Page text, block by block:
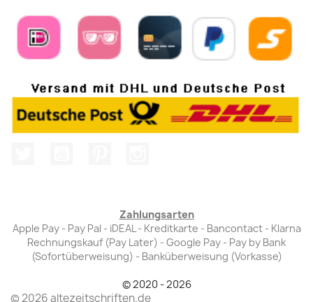
Zahlungsarten
Apple Pay - Pay Pal - iDEAL - Kreditkarte - Bancontact - Klarna
Rechnungskauf (Pay Later) - Google Pay - Pay by Bank
(Sofortüberweisung) - Banküberweisung (Vorkasse)
© 2020 - 2026
© 2026 altezeitschriften.de